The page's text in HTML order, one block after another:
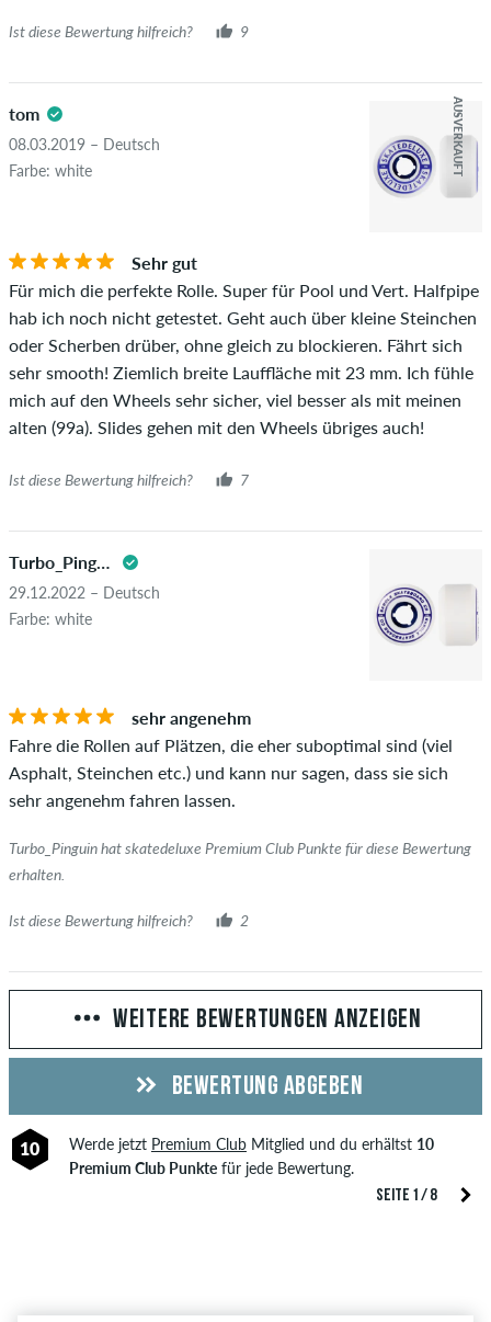
Ist diese Bewertung hilfreich? 9
tom
08.03.2019 – Deutsch
Farbe: white
AUSVERKAUFT
Sehr gut
Für mich die perfekte Rolle. Super für Pool und Vert. Halfpipe
hab ich noch nicht getestet. Geht auch über kleine Steinchen
oder Scherben drüber, ohne gleich zu blockieren. Fährt sich
sehr smooth! Ziemlich breite Lauffläche mit 23 mm. Ich fühle
mich auf den Wheels sehr sicher, viel besser als mit meinen
alten (99a). Slides gehen mit den Wheels übriges auch!
Ist diese Bewertung hilfreich? 7
Turbo_Pinguin
29.12.2022 – Deutsch
Farbe: white
sehr angenehm
Fahre die Rollen auf Plätzen, die eher suboptimal sind (viel
Asphalt, Steinchen etc.) und kann nur sagen, dass sie sich
sehr angenehm fahren lassen.
Turbo_Pinguin hat skatedeluxe Premium Club Punkte für diese Bewertung
erhalten.
Ist diese Bewertung hilfreich? 2
SEITE 1 / 8
WEITERE BEWERTUNGEN ANZEIGEN
BEWERTUNG ABGEBEN
10 Werde jetzt Premium ClubMitglied und du erhältst 10
Premium Club Punktefür jede Bewertung.